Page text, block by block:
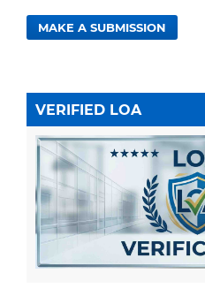
MAKE A SUBMISSION
VERIFIED LOA